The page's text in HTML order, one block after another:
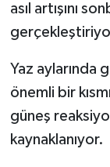
asıl artışını
Yaz aylarında
önemli bir
güneş
kaynaklanıyor.